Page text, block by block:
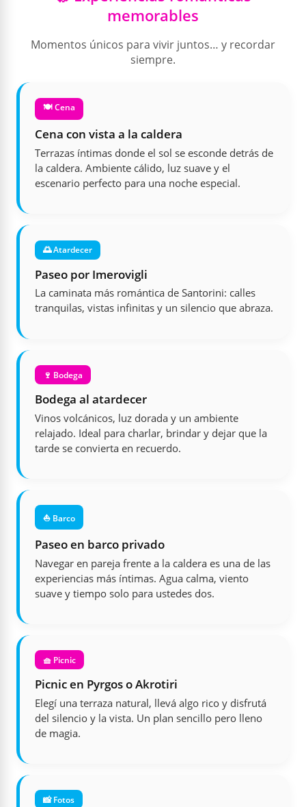
memorables
Momentos únicos para vivir juntos… y recordar
siempre.
🍽️ Cena
Cena con vista a la caldera
Terrazas íntimas donde el sol se esconde detrás de
la caldera. Ambiente cálido, luz suave y el
escenario perfecto para una noche especial.
🌅 Atardecer
Paseo por Imerovigli
La caminata más romántica de Santorini: calles
tranquilas, vistas infinitas y un silencio que abraza.
🍷 Bodega
Bodega al atardecer
Vinos volcánicos, luz dorada y un ambiente
relajado. Ideal para charlar, brindar y dejar que la
tarde se convierta en recuerdo.
⛵ Barco
Paseo en barco privado
Navegar en pareja frente a la caldera es una de las
experiencias más íntimas. Agua calma, viento
suave y tiempo solo para ustedes dos.
🧺 Picnic
Picnic en Pyrgos o Akrotiri
Elegí una terraza natural, llevá algo rico y disfrutá
del silencio y la vista. Un plan sencillo pero lleno
de magia.
📸 Fotos